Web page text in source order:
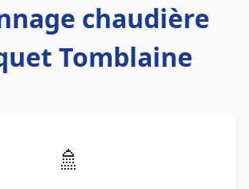
chaudière
Tomblaine
🚿